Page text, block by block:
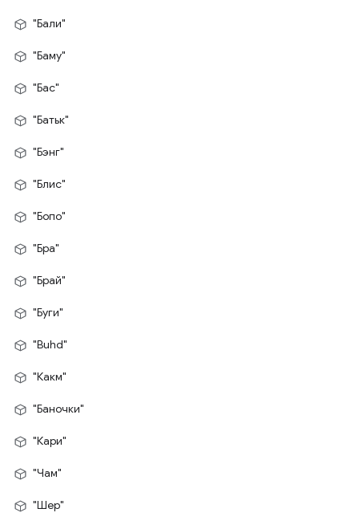
"Бали"
"Баму"
"Бас"
"Батьк"
"Бэнг"
"Блис"
"Бопо"
"Бра"
"Брай"
"Буги"
"Buhd"
"Какм"
"Баночки"
"Кари"
"Чам"
"Шер"